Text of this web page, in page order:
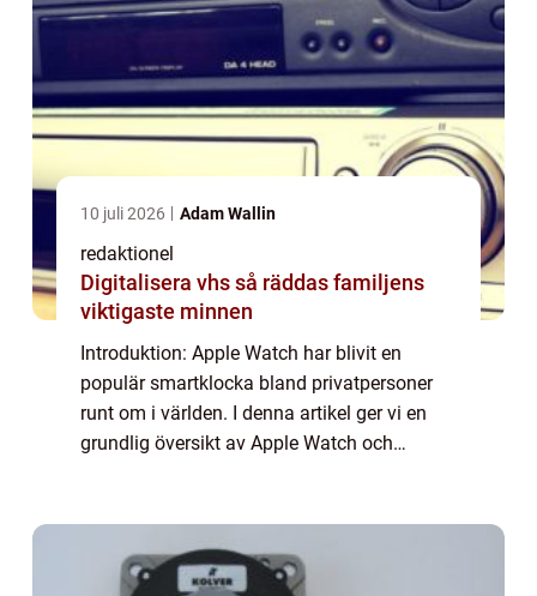
10 juli 2026 Adam Wallin
redaktionel
Digitalisera vhs så räddas familjens
viktigaste minnen
Introduktion: Apple Watch har blivit en
populär smartklocka bland privatpersoner
runt om i världen. I denna artikel ger vi en
grundlig översikt av Apple Watch och